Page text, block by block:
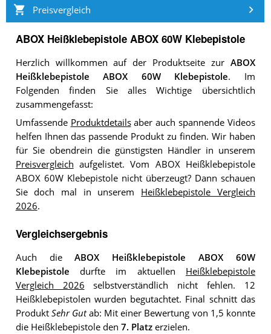
Preisvergleich
ABOX Heißklebepistole ABOX 60W Klebepistole
Herzlich willkommen auf der Produktseite zur ABOX
Heißklebepistole ABOX 60W Klebepistole. Im
Folgenden finden Sie alles Wichtige übersichtlich
zusammengefasst:
Umfassende Produktdetailsaber auch spannende Videos
helfen Ihnen das passende Produkt zu finden. Wir haben
für Sie obendrein die günstigsten Händler in unserem
Preisvergleich aufgelistet. Vom ABOX Heißklebepistole
ABOX 60W Klebepistole nicht überzeugt? Dann schauen
Sie doch mal in unserem Heißklebepistole Vergleich
2026.
Vergleichsergebnis
Auch dieABOX Heißklebepistole ABOX 60W
Klebepistole durfte im aktuellen Heißklebepistole
Vergleich 2026 selbstverständlich nicht fehlen. 12
Heißklebepistolen wurden begutachtet. Final schnitt das
Produkt Sehr Gutab: Mit einer Bewertung von 1,5 konnte
die Heißklebepistole den 7. Platzerzielen.